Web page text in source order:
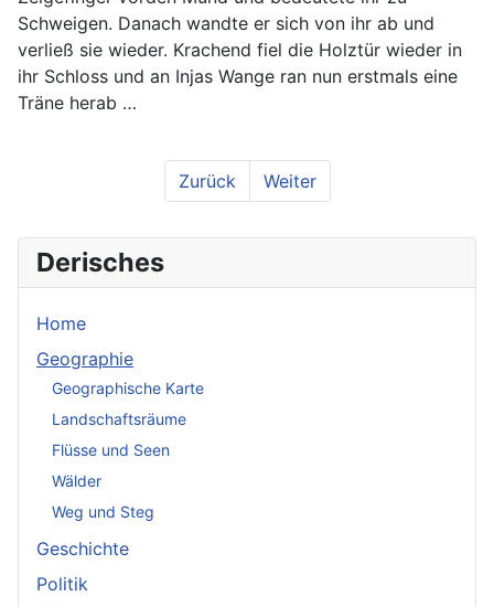
Derisches
Home
Geographie
Geographische Karte
Landschaftsräume
Flüsse und Seen
Wälder
Weg und Steg
Geschichte
Politik
Schweigen. Danach wandte er sich von ihr ab und
verließ sie wieder. Krachend fiel die Holztür wieder in
ihr Schloss und an Injas Wange ran nun erstmals eine
Träne herab …
Zurück Weiter